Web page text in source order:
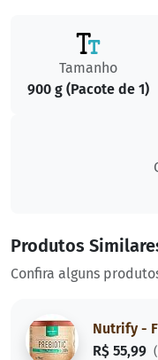
Tamanho
900 g (Pacote de 1)
Produtos
Confira alguns
Nutrify -
R$ 55,99